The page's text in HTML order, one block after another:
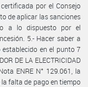
por el Consejo
de aplicar las sanciones
a lo dispuesto por el
5.- Hacer saber a
establecido en el punto 7
DE LA ELECTRICIDAD
ENRE N° 129.061, la
falta de pago en tiempo